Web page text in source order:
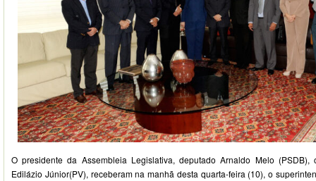
O presidente da Assembleia Legislativa, deputado Arnaldo Melo
Edilázio Júnior(PV), receberam na manhã desta quarta-feira (10), o